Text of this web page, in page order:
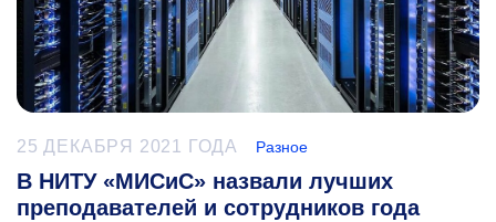
25 ДЕКАБРЯ 2021 ГОДА Разное
В НИТУ «МИСиС» назвали лучших
преподавателей и сотрудников года